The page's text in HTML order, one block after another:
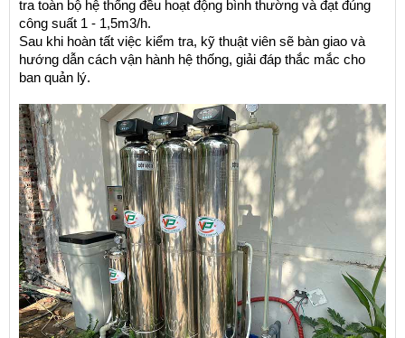
tra toàn bộ hệ thống đều hoạt động bình thường và đạt đúng
công suất 1 - 1,5m3/h.
Sau khi hoàn tất việc kiểm tra, kỹ thuật viên sẽ bàn giao và
hướng dẫn cách vận hành hệ thống, giải đáp thắc mắc cho
ban quản lý.